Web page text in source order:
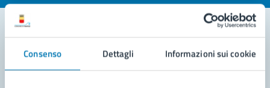
Consenso Dettagli Informazioni sui cookie
Contatta il comune